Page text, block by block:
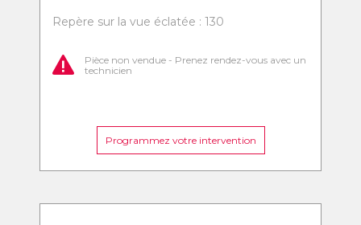
Repère sur la vue éclatée : 130
Pièce non vendue - Prenez rendez-vous avec un
technicien
Programmez votre intervention